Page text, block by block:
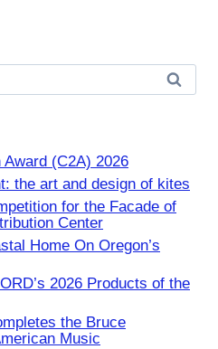
(C2A) 2026
the art and design of kites
for the Facade of
Center
Home On Oregon’s
2026 Products of the
the Bruce
Music